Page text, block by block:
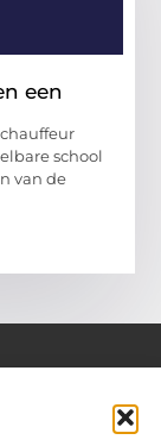
een
school
van de
tips